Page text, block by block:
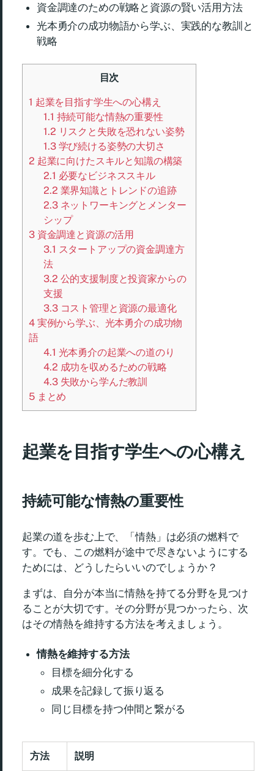
資金調達のための戦略と資源の賢い活用方法
光本勇介の成功物語から学ぶ、実践的な教訓と
戦略
目次
1 起業を目指す学生への心構え
1.1 持続可能な情熱の重要性
1.2 リスクと失敗を恐れない姿勢
1.3学び続ける姿勢の大切さ
2 起業に向けたスキルと知識の構築
2.1 必要なビジネススキル
2.2 業界知識とトレンドの追跡
2.3ネットワーキングとメンター
シップ
3資金調達と資源の活用
3.1 スタートアップの資金調達方
法
3.2 公的支援制度と投資家からの
支援
3.3コスト管理と資源の最適化
4実例から学ぶ、光本勇介の成功物
語
4.1 光本勇介の起業への道のり
4.2 成功を収めるための戦略
4.3失敗から学んだ教訓
5まとめ
起業を目指す学生への心構え
持続可能な情熱の重要性
起業の道を歩む上で、「情熱」は必須の燃料で
す。でも、この燃料が途中で尽きないようにする
ためには、どうしたらいいのでしょうか？
まずは、自分が本当に情熱を持てる分野を見つけ
ることが大切です。その分野が見つかったら、次
はその情熱を維持する方法を考えましょう。
情熱を維持する方法
目標を細分化する
成果を記録して振り返る
同じ目標を持つ仲間と繋がる
方法 説明